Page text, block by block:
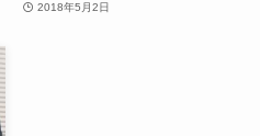
2018年5月2日